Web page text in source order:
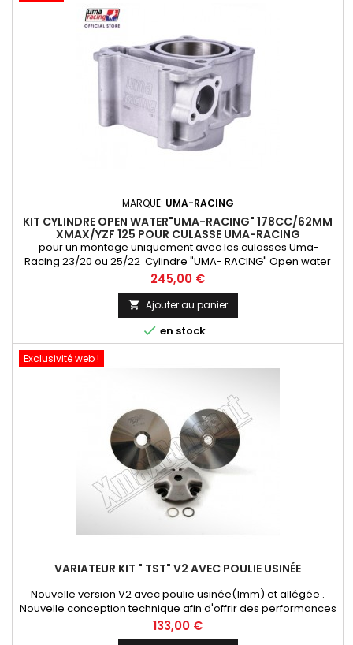
MARQUE: UMA-RACING
KIT CYLINDRE OPEN WATER"UMA-RACING" 178CC/62MM
XMAX/YZF 125 POUR CULASSE UMA-RACING
pour un montage uniquement avec les culasses Uma-
Racing 23/20 ou 25/22 Cylindre "UMA- RACING" Open water
pour culasse superhead , traitement céramique et piston
forgé allégé ! 62mm (178 cm3) Le must qualité / Prix/
performance pour Xmax 125/ YZF125 / XCity 125/ SKYcruiser .
montage avec le tendeur de chaine distribution : 02B00520
Prix
245,00 €
 Ajouter au panier
 en stock
Exclusivité web !
VARIATEUR KIT " TST" V2 AVEC POULIE USINÉE
Nouvelle version V2 avec poulie usinée(1mm) et allégée .
Nouvelle conception technique afin d'offrir des performances
maxi pour les démarrages, accélération et vitesse de pointe.
1 pente (L) pour les démarrages et accélérations 1 pente (S)
Prix
133,00 €